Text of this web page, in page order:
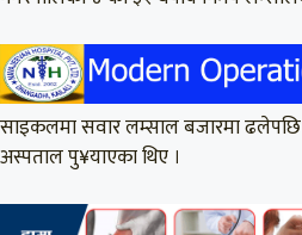
साइकलमा सवार लम्साल बजारमा
अस्पताल पु¥याएका थिए ।